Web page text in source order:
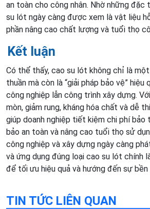
an toàn cho công nhân. Nhờ những đặc
su lót ngày càng được xem là vật liệu
phần nâng cao chất lượng và tuổi thọ
Kết luận
Có thể thấy, cao su lót không chỉ là
thuần mà còn là “giải pháp bảo vệ”
công nghiệp lẫn công trình xây dựng.
mòn, giảm rung, kháng hóa chất và dễ
giúp doanh nghiệp tiết kiệm chi phí
bảo an toàn và nâng cao tuổi thọ sử
công nghiệp và xây dựng ngày càng
và ứng dụng đúng loại cao su lót chính
để tối ưu hiệu quả và hướng đến sự bền
TIN TỨC LIÊN QUAN